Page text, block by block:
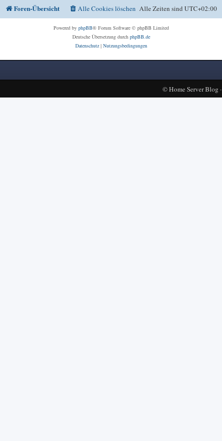
Foren-Übersicht Alle Zeiten sindUTC+02:00
Alle Cookies löschen
Powered by phpBB® Forum Software © phpBB Limited
Deutsche Übersetzung durch phpBB.de
Datenschutz| Nutzungsbedingungen
©Home Server Blog